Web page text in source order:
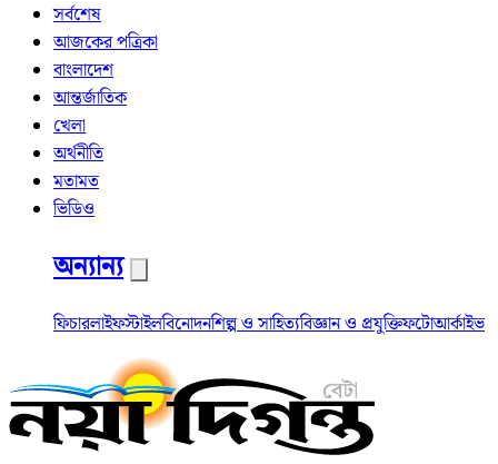
সর্বশেষ
আজকের পত্রিকা
বাংলাদেশ
আন্তর্জাতিক
খেলা
অর্থনীতি
মতামত
ভিডিও
অন্যান্য
ফিচারলাইফস্টাইলবিনোদনশিল্প ও সাহিত্যবিজ্ঞান ও প্রযুক্তিফটোআর্কাইভ